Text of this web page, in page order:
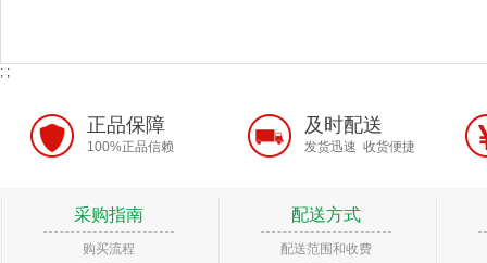
; ;
正品保障
100%正品信赖
及时配送
发货迅速 收货便捷
采购指南
购买流程
配送方式
配送范围和收费